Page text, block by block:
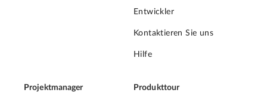
Entwickler
Kontaktieren Sie uns
Hilfe
Projektmanager Produkttour